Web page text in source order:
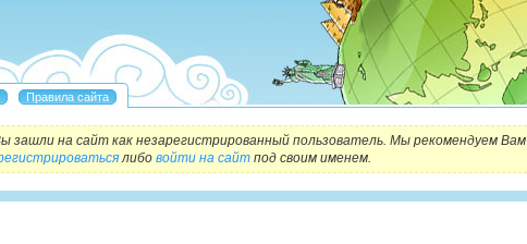
зашли на сайт как незарегистрированный пользователь. Мы рекомендуем Вам
либо войти на сайт под своим именем.